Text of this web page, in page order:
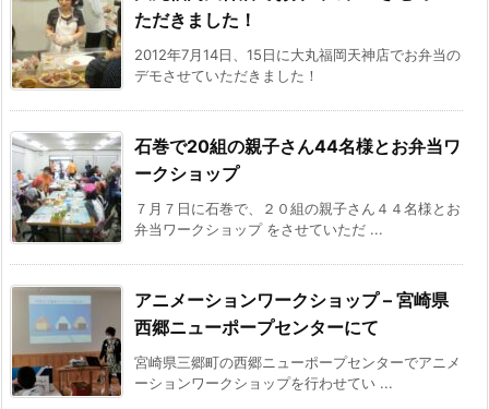
ただきました！
2012年7月14日、15日に大丸福岡天神店でお弁当の
デモさせていただきました！
石巻で20組の親子さん44名様とお弁当ワ
ークショップ
７月７日に石巻で、２０組の親子さん４４名様とお
弁当ワークショップ をさせていただ ...
アニメーションワークショップ – 宮崎県
西郷ニューポープセンターにて
宮崎県三郷町の西郷ニューポープセンターでアニメ
ーションワークショップを行わせてい ...